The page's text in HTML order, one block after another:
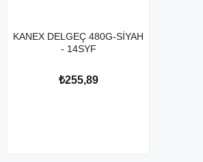
KANEX DELGEÇ 480G-SİYAH
- 14SYF
₺255,89